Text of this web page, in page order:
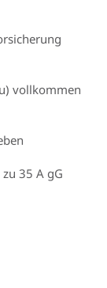
vollkommen
35 A gG